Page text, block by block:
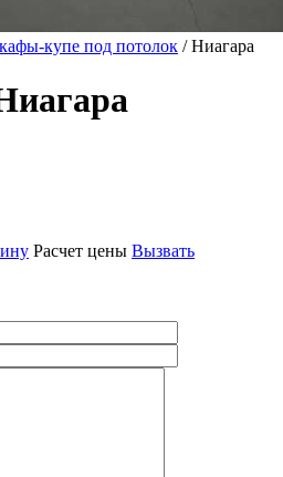
купе под потолок / Ниагара
Расчет цены Вызвать